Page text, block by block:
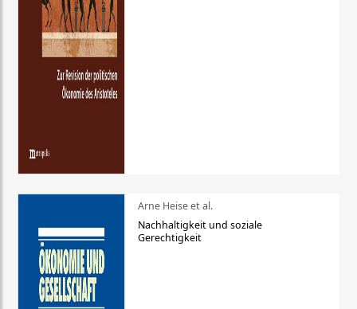
Arne Heise et al.
Nachhaltigkeit und soziale
Gerechtigkeit